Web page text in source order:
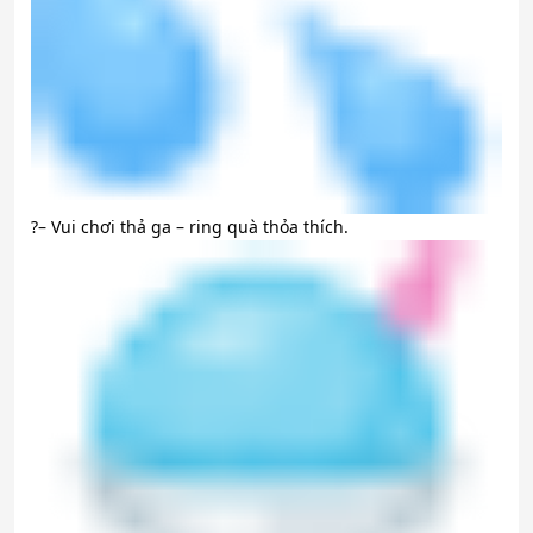
?– Vui chơi thả ga – ring quà thỏa thích.